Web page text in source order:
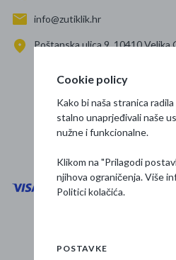
info@zutiklik.hr
Poštanska ulica 9, 10410 Velika
Prati
Osnovne
Cookie policy
Kako bi naša stranica
stalno unaprjeđivali naše
nužne i funkcionalne.
Klikom na "Prilagodi
njihova ograničenja. Više
Politici kolačića.
POSTAVKE